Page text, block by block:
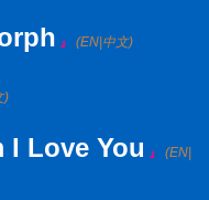
』
(EN|中文)
)
I Love You 』
(EN|